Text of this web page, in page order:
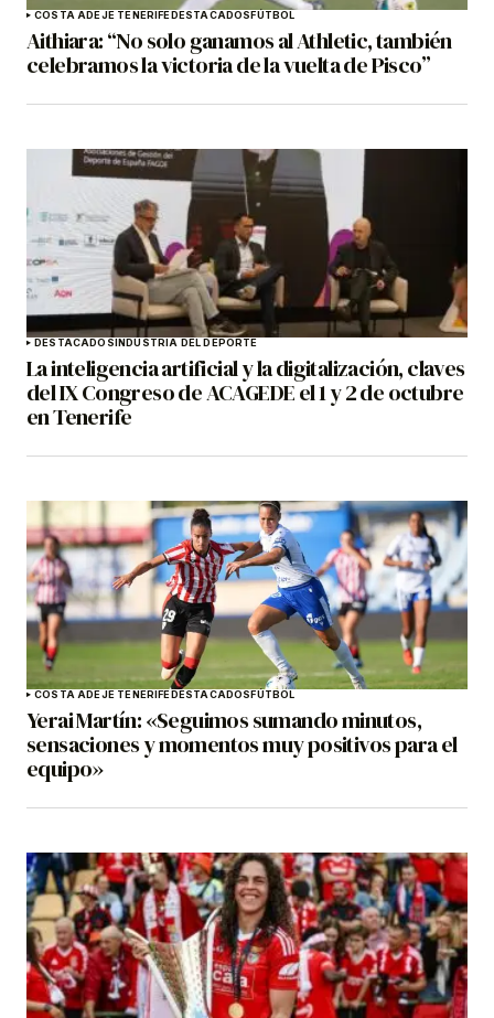
COSTA ADEJE TENERIFEDESTACADOSFÚTBOL
Aithiara: “No solo ganamos al Athletic, también
celebramos la victoria de la vuelta de Pisco”
DESTACADOSINDUSTRIA DEL DEPORTE
La inteligencia artificial y la digitalización, claves
del IX Congreso de ACAGEDE el 1 y 2 de octubre
en Tenerife
COSTA ADEJE TENERIFEDESTACADOSFÚTBOL
Yerai Martín: «Seguimos sumando minutos,
sensaciones y momentos muy positivos para el
equipo»